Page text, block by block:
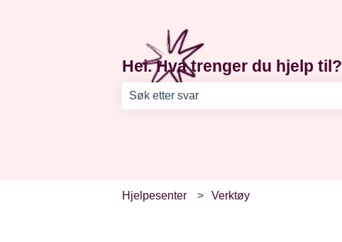
Hei. Hva trenger du hjelp til?
Hjelpesenter Verktøy